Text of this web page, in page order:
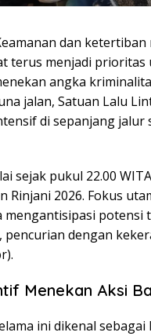
dan
terus menjadi
angka
jalan, Satuan Lalu
di sepanjang jalur
sejak pukul 22.00
Rinjani 2026. Fokus
potensi
dengan
Menekan Aksi
ini dikenal